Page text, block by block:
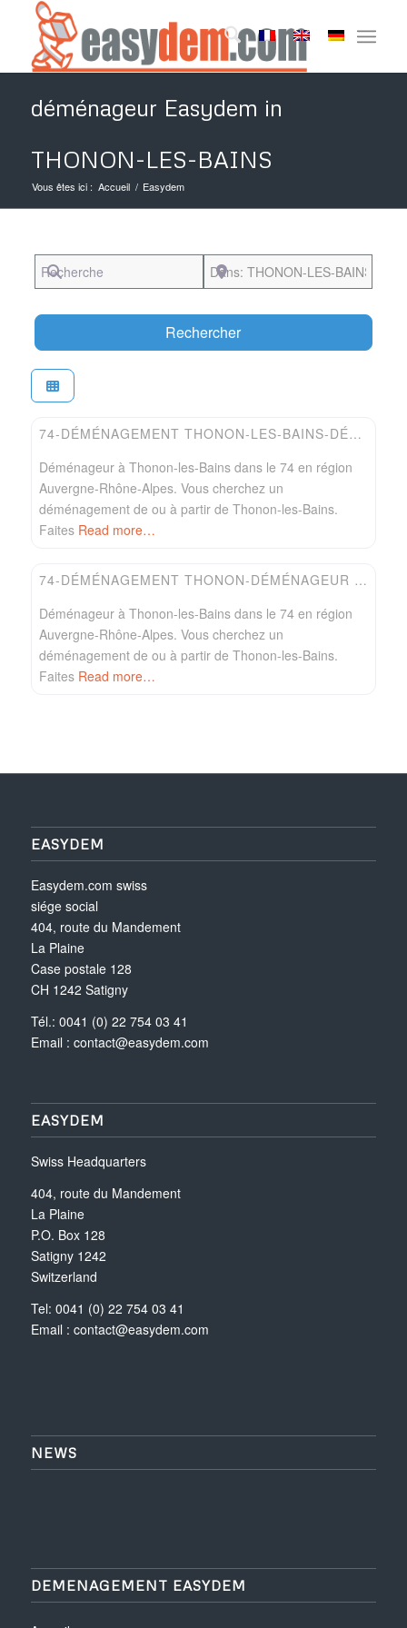
déménageur Easydem in
THONON-LES-BAINS
Vous êtes ici : Accueil / Easydem
Recherche Près de
RechercherSearch
Easydem
74-DÉMÉNAGEMENT THONON-LES-BAINS-DÉMÉNAGEUR LECOMTE & CORDOBÈS
Déménageur à Thonon-les-Bains dans le 74 en région
Auvergne-Rhône-Alpes. Vous cherchez un
déménagement de ou à partir de Thonon-les-Bains.
Faites Read more…
74-DÉMÉNAGEMENT THONON-DÉMÉNAGEUR DUBOIS
Déménageur à Thonon-les-Bains dans le 74 en région
Auvergne-Rhône-Alpes. Vous cherchez un
déménagement de ou à partir de Thonon-les-Bains.
Faites Read more…
EASYDEM
Easydem.com swiss
siége social
404, route du Mandement
La Plaine
Case postale 128
CH 1242 Satigny
Tél.: 0041 (0) 22 754 03 41
Email : contact@easydem.com
EASYDEM
Swiss Headquarters
404, route du Mandement
La Plaine
P.O. Box 128
Satigny 1242
Switzerland
Tel: 0041 (0) 22 754 03 41
Email : contact@easydem.com
NEWS
DEMENAGEMENT EASYDEM